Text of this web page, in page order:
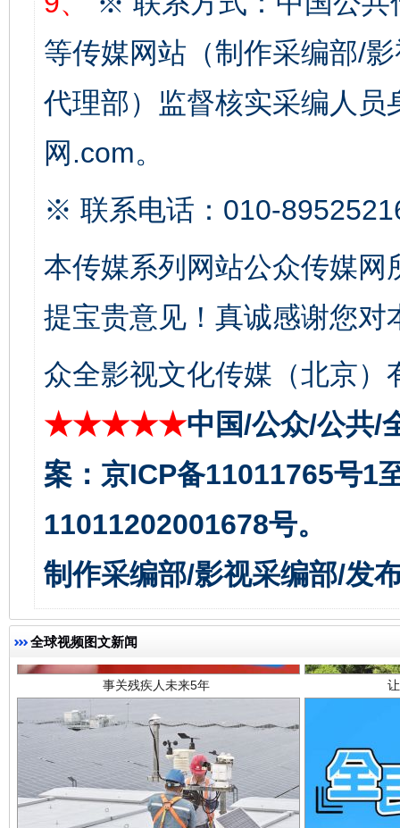
等传媒网站（制作采编部/
代理部）监督核实采编人员
网.com。
※ 联系电话：010-
本传媒系列网站公众传媒
提宝贵意见！真诚感谢您
众全影视文化传媒（北京）
★★★★★中国/公众/公共/
案：京ICP备11011765号1
11011202001678号。
制作采编部/影视采编部/发
全球视频图文新闻
以产业富民促振兴 酒驾
从幼儿园到大学，有这些资助 “
事关残疾人未来5年
规模最大的光氢储一体化项目 走